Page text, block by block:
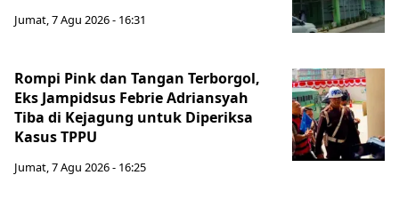
Jumat, 7 Agu 2026 - 16:31
Rompi Pink dan Tangan Terborgol,
Eks Jampidsus Febrie Adriansyah
Tiba di Kejagung untuk Diperiksa
Kasus TPPU
Jumat, 7 Agu 2026 - 16:25